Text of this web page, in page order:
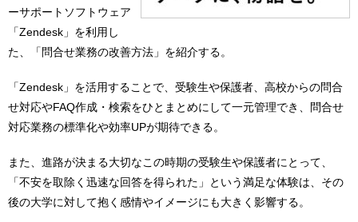
ーサポートソフトウェア
「Zendesk」を利用し
た、「問合せ業務の改善方法」を紹介する。
「Zendesk」を活用することで、受験生や保護者、高校からの問合
せ対応やFAQ作成・検索をひとまとめにして一元管理でき、問合せ
対応業務の標準化や効率UPが期待できる。
また、進路が決まる大切なこの時期の受験生や保護者にとって、
「不安を取除く迅速な回答を得られた」という満足な体験は、その
後の大学に対して抱く感情やイメージにも大きく影響する。